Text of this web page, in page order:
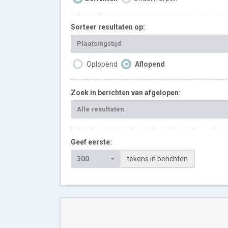
Sorteer resultaten op:
Plaatsingstijd
Oplopend Aflopend
Zoek in berichten van afgelopen:
Alle resultaten
Geef eerste:
300 tekens in berichten